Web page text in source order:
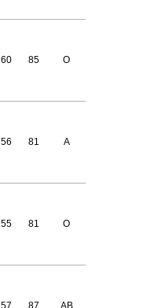
60 85 O
56 81 A
55 81 O
57 87 AB